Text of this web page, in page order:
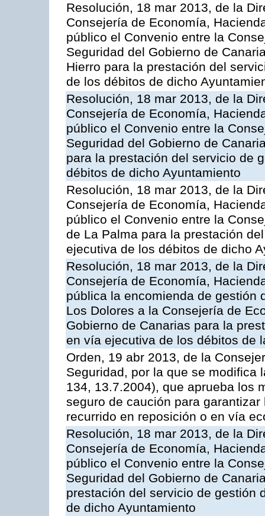
Resolución, 18 mar 2013, de la
Consejería de Economía,
público el Convenio entre la
Seguridad del Gobierno de
Hierro para la prestación del
de los débitos de dicho
Resolución, 18 mar 2013, de la
Consejería de Economía,
público el Convenio entre la
Seguridad del Gobierno de
para la prestación del servicio de
débitos de dicho Ayuntamiento
Resolución, 18 mar 2013, de la
Consejería de Economía,
público el Convenio entre la
de La Palma para la prestación
ejecutiva de los débitos de dicho
Resolución, 18 mar 2013, de la
Consejería de Economía,
pública la encomienda de gestión
Los Dolores a la Consejería de
Gobierno de Canarias para la
en vía ejecutiva de los débitos de
Orden, 19 abr 2013, de la
Seguridad, por la que se modifica
134, 13.7.2004), que aprueba los
seguro de caución para
recurrido en reposición o en vía
Resolución, 18 mar 2013, de la
Consejería de Economía,
público el Convenio entre la
Seguridad del Gobierno de
prestación del servicio de gestión
de dicho Ayuntamiento